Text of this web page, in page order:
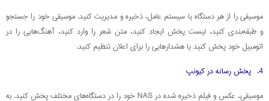
موسیقی را از هر دستگاه یا سیستم عامل، ذخیره و مدیریت کنید. موسیقی خود را جستجو
و طبقه‌بندی کنید، لیست پخش ایجاد کنید، متن شعر را وارد کنید، آهنگ‌هایی را در
اتومبیل خود پخش کنید یا هشدارهایی را برای اعلان تنظیم کنید.
4. پخش رسانه در کیونپ
موسیقی، عکس و فیلم ذخیره شده در NAS خود را در دستگاه‌های مختلف پخش کنید. به